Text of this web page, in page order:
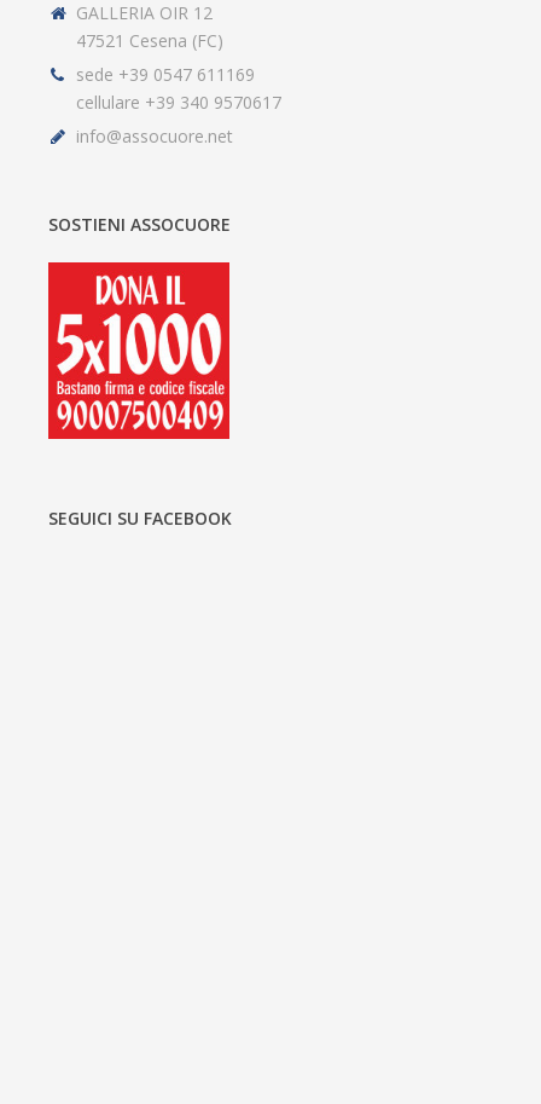
GALLERIA OIR 12
47521 Cesena (FC)
sede +39 0547 611169
cellulare +39 340 9570617
info@assocuore.net
SOSTIENI ASSOCUORE
SEGUICI SU FACEBOOK